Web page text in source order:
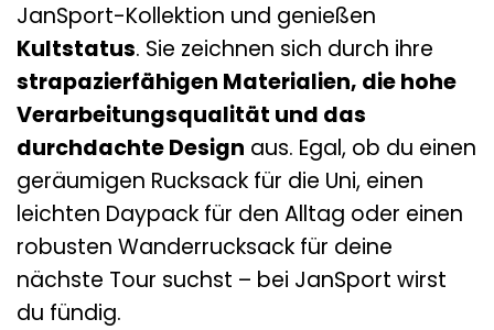
JanSport-Kollektion und genießen
Kultstatus. Sie zeichnen sich durch ihre
strapazierfähigen Materialien, die hohe
Verarbeitungsqualität und das
durchdachte Design aus. Egal, ob du einen
geräumigen Rucksack für die Uni, einen
leichten Daypack für den Alltag oder einen
robusten Wanderrucksack für deine
nächste Tour suchst – bei JanSport wirst
du fündig.